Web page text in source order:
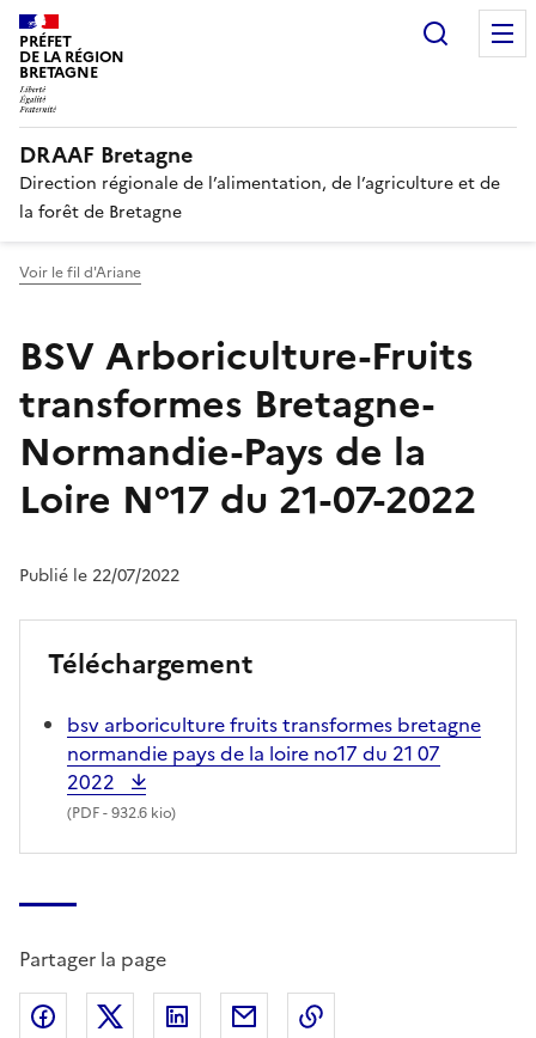
PRÉFET
DE LA RÉGION
BRETAGNE
DRAAF Bretagne
Direction régionale de l’alimentation, de l’agriculture et de
la forêt de Bretagne
Voir le fil d'Ariane
BSV Arboriculture-Fruits
transformes Bretagne-
Normandie-Pays de la
Loire N°17 du 21-07-2022
Publié le 22/07/2022
Téléchargement
bsv arboriculture fruits transformes bretagne
normandie pays de la loire no17 du 21 07
2022
(PDF- 932.6 kio)
Partager la page
Partager sur Facebook
Partager sur X (anciennement Twitter)
Partager sur LinkedIn
Partager par email